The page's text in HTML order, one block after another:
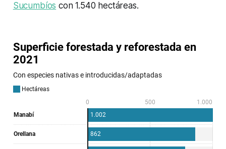
Sucumbíos con 1.540 hectáreas.